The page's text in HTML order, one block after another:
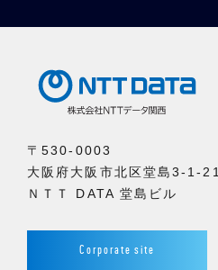
〒530-0003
大阪府大阪市北区堂島3-1-21
ＮＴＴ DATA 堂島ビル
Corporate site